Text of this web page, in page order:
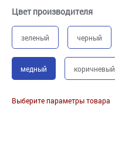
Цвет производителя
зеленый черный
медный коричневый
Выберите параметры товара